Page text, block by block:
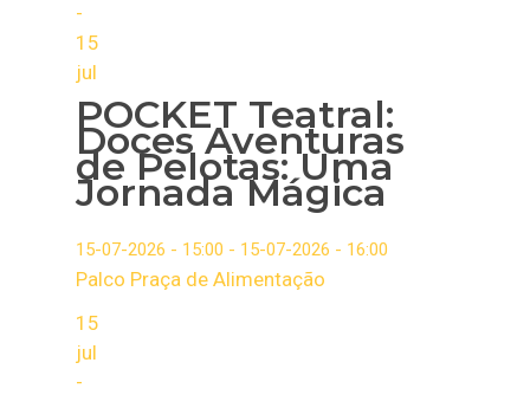
-
15
jul
POCKET Teatral:
Doces Aventuras
de Pelotas: Uma
Jornada Mágica
15-07-2026 - 15:00 - 15-07-2026 - 16:00
Palco Praça de Alimentação
15
jul
-